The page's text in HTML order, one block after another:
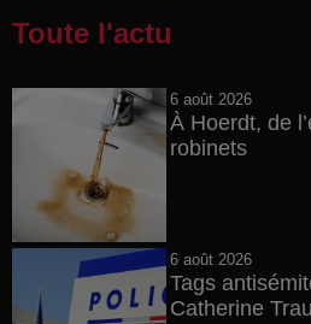
Toute l'actu
6 août 2026
À Hoerdt, de
robinets
6 août 2026
Tags
Catherine